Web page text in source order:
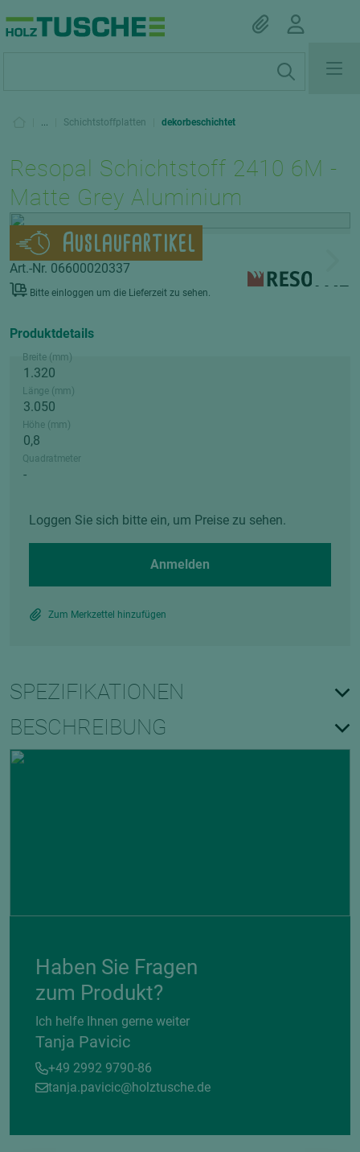
... Schichtstoffplatten dekorbeschichtet
Resopal Schichtstoff 2410 6M -
Matte Grey Aluminium
Auslaufartikel
Art.-Nr. 06600020337
Bitte einloggen um die Lieferzeit zu sehen.
Produktdetails
Breite (mm)
Länge (mm)
Höhe (mm)
Quadratmeter
Loggen Sie sich bitte ein, um Preise zu sehen.
Anmelden
Zum Merkzettel hinzufügen
SPEZIFIKATIONEN
BESCHREIBUNG
Haben Sie Fragen
zum Produkt?
Ich helfe Ihnen gerne weiter
Tanja Pavicic
+49 2992 9790-86
tanja.pavicic@holztusche.de